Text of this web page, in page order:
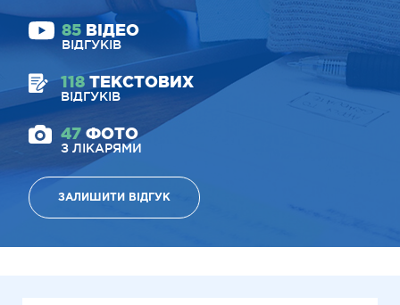
85 ВІДЕО
ВІДГУКІВ
118 ТЕКСТОВИХ
ВІДГУКІВ
47 ФОТО
З ЛІКАРЯМИ
ЗАЛИШИТИ ВІДГУК